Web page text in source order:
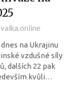
na Ukrajinu
vzdušné síly
dalších 22 pak
kvůli…